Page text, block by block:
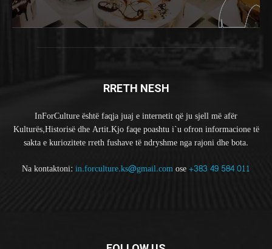
RRETH NESH
InForCulture është faqja juaj e internetit që ju sjell më afër
Kulturës,Historisë dhe Artit.Kjo faqe poashtu i`u ofron informacione të
sakta e kuriozitete rreth fushave të ndryshme nga rajoni dhe bota.
Na kontaktoni: in.forculture.ks@gmail.comose+383 49 584 011